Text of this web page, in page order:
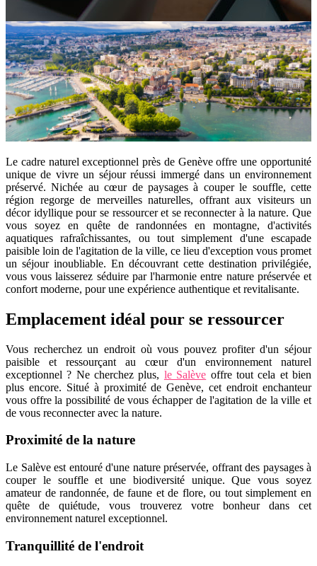
Le cadre naturel exceptionnel près de Genève offre une opportunité
unique de vivre un séjour réussi immergé dans un environnement
préservé. Nichée au cœur de paysages à couper le souffle, cette
région regorge de merveilles naturelles, offrant aux visiteurs un
décor idyllique pour se ressourcer et se reconnecter à la nature. Que
vous soyez en quête de randonnées en montagne, d'activités
aquatiques rafraîchissantes, ou tout simplement d'une escapade
paisible loin de l'agitation de la ville, ce lieu d'exception vous promet
un séjour inoubliable. En découvrant cette destination privilégiée,
vous vous laisserez séduire par l'harmonie entre nature préservée et
confort moderne, pour une expérience authentique et revitalisante.
Emplacement idéal pour se ressourcer
Vous recherchez un endroit où vous pouvez profiter d'un séjour
paisible et ressourçant au cœur d'un environnement naturel
exceptionnel ? Ne cherchez plus, le Salève offre tout cela et bien
plus encore. Situé à proximité de Genève, cet endroit enchanteur
vous offre la possibilité de vous échapper de l'agitation de la ville et
de vous reconnecter avec la nature.
Proximité de la nature
Le Salève est entouré d'une nature préservée, offrant des paysages à
couper le souffle et une biodiversité unique. Que vous soyez
amateur de randonnée, de faune et de flore, ou tout simplement en
quête de quiétude, vous trouverez votre bonheur dans cet
environnement naturel exceptionnel.
Tranquillité de l'endroit